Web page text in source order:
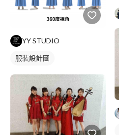
YY STUDIO
服裝設計圖